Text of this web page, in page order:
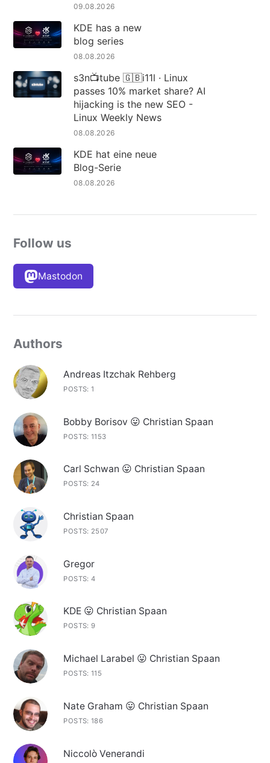
09.08.2026
KDE has a new
blog series
08.08.2026
s3n📺tube 🇬🇧i11l · Linux
passes 10% market share? AI
hijacking is the new SEO -
Linux Weekly News
08.08.2026
KDE hat eine neue
Blog-Serie
08.08.2026
Follow us
Mastodon
Authors
Andreas Itzchak Rehberg
POSTS: 1
Bobby Borisov 😛 Christian Spaan
POSTS: 1153
Carl Schwan 😛 Christian Spaan
POSTS: 24
Christian Spaan
POSTS: 2507
Gregor
POSTS: 4
KDE 😛 Christian Spaan
POSTS: 9
Michael Larabel 😛 Christian Spaan
POSTS: 115
Nate Graham 😛 Christian Spaan
POSTS: 186
Niccolò Venerandi